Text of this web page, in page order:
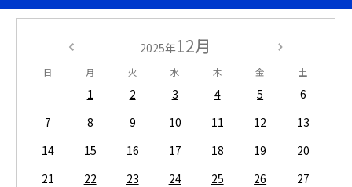
2025年12月
日 月 火 水 木 金 土
1 2 3 4 5
6
7
8 9 10 11 12
13
14
15 16 17 18 19
20
21
22 23 24 25 26
27